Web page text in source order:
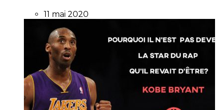
11 mai 2020